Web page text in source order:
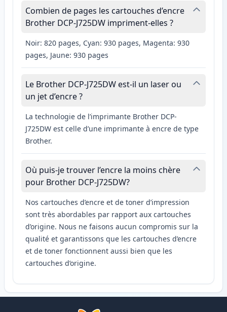
Combien de pages les cartouches d’encre
Brother DCP-J725DW impriment-elles ?
Noir: 820 pages, Cyan: 930 pages, Magenta: 930
pages, Jaune: 930 pages
Le Brother DCP-J725DW est-il un laser ou
un jet d’encre ?
La technologie de l’imprimante Brother DCP-
J725DW est celle d’une imprimante à encre de type
Brother.
Où puis-je trouver l’encre la moins chère
pour Brother DCP-J725DW?
Nos cartouches d’encre et de toner d’impression
sont très abordables par rapport aux cartouches
d’origine. Nous ne faisons aucun compromis sur la
qualité et garantissons que les cartouches d’encre
et de toner fonctionnent aussi bien que les
cartouches d’origine.